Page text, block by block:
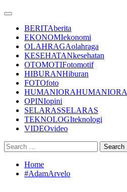
Primary
BERITAberita
EKONOMIekonomi
OLAHRAGAolahraga
KESEHATANkesehatan
OTOMOTIFotomotif
HIBURANHiburan
FOTOfoto
HUMANIORAHUMANIORA
OPINIopini
SELARASSELARAS
TEKNOLOGIteknologi
VIDEOvideo
Search
for:
Home
#AdamArvelo